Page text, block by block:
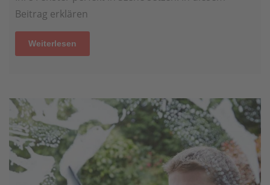
Beitrag erklären
Weiterlesen